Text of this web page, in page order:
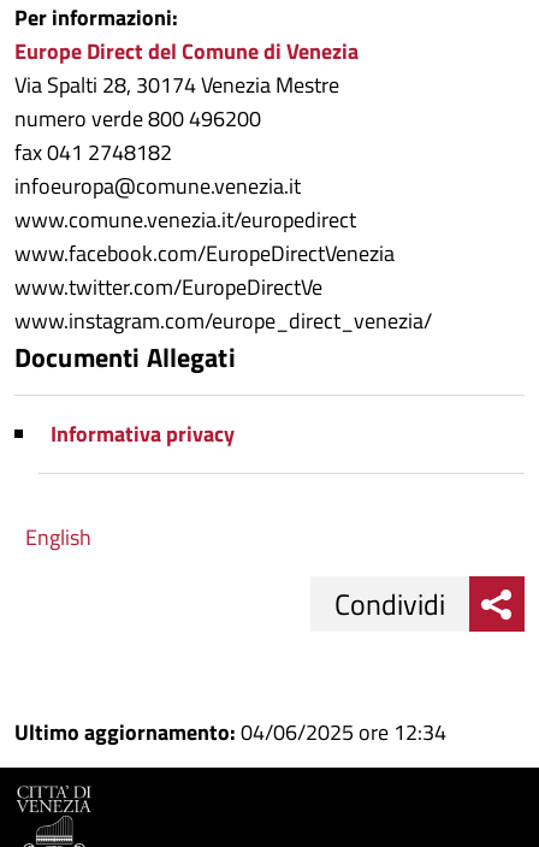
Per informazioni:
Europe Direct del Comune di Venezia
Via Spalti 28, 30174 Venezia Mestre
numero verde 800 496200
fax 041 2748182
infoeuropa@comune.venezia.it
www.comune.venezia.it/europedirect
www.facebook.com/EuropeDirectVenezia
www.twitter.com/EuropeDirectVe
www.instagram.com/europe_direct_venezia/
Documenti Allegati
Informativa privacy
English
su
Facebook
Condividi
su
Condividi
Condividi
Ultimo aggiornamento:04/06/2025 ore 12:34